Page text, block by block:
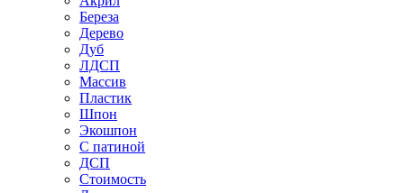
Береза
Дерево
Дуб
ЛДСП
Массив
Пластик
Шпон
Экошпон
С патиной
ДСП
Стоимость